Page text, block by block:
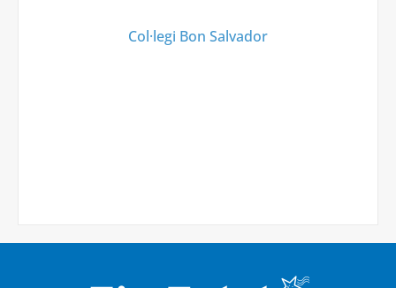
Col·legi Bon Salvador